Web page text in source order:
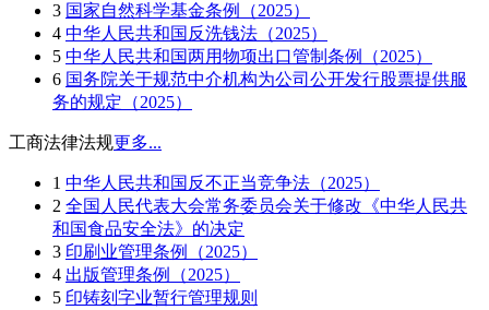
3 国家自然科学基金条例（2025）
4 中华人民共和国反洗钱法（2025）
5 中华人民共和国两用物项出口管制条例（2025）
6 国务院关于规范中介机构为公司公开发行股票提供服
务的规定（2025）
工商法律法规更多...
1 中华人民共和国反不正当竞争法（2025）
2 全国人民代表大会常务委员会关于修改《中华人民共
和国食品安全法》的决定
3 印刷业管理条例（2025）
4 出版管理条例（2025）
5 印铸刻字业暂行管理规则